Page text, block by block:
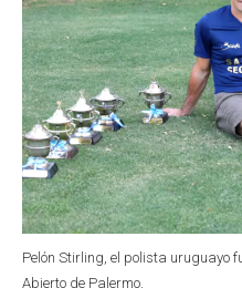
Pelón Stirling, el polista uruguayo
Abierto de Palermo.